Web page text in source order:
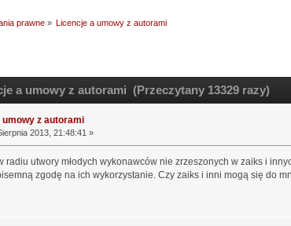
prawne» Licencje a umowy z autorami
a umowy z autorami (Przeczytany 13329 razy)
umowy z autorami
2013, 21:48:41 »
radiu utwory młodych wykonawców nie zrzeszonych w zaiks i
zgodę na ich wykorzystanie. Czy zaiks i inni mogą się do